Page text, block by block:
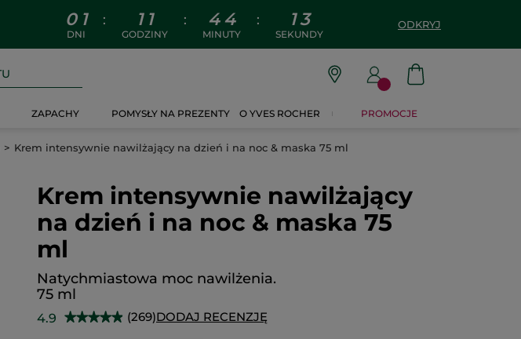
0 1
DNI
: 1 1
GODZINY
: 4 4
MINUTY
: 1 2
SEKUNDY
ODKRYJ
ZAPACHY POMYSŁY NA PREZENTY O YVES ROCHER PROMOCJE
Krem intensywnie nawilżający na dzień i na noc & maska 75 ml
Krem intensywnie nawilżający
na dzień i na noc & maska 75
ml
Natychmiastowa moc nawilżenia.
75 ml
4.9 ★★★★★
★★★★★ (269)DODAJ RECENZJĘ